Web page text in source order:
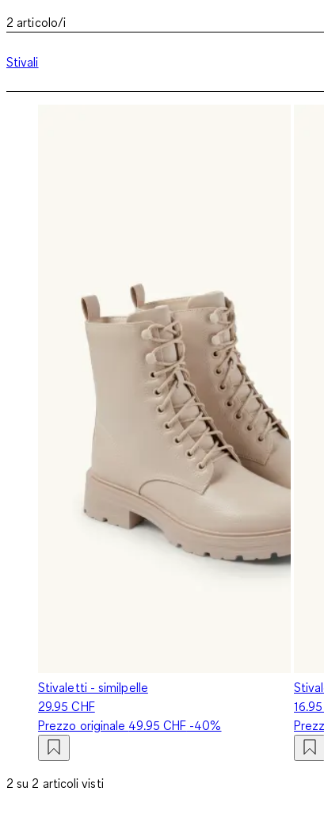
2 articolo/i
Stivali
Stivaletti - similpelle
29.95 CHF
Prezzo originale 49.95 CHF -40%
2 su 2 articoli visti